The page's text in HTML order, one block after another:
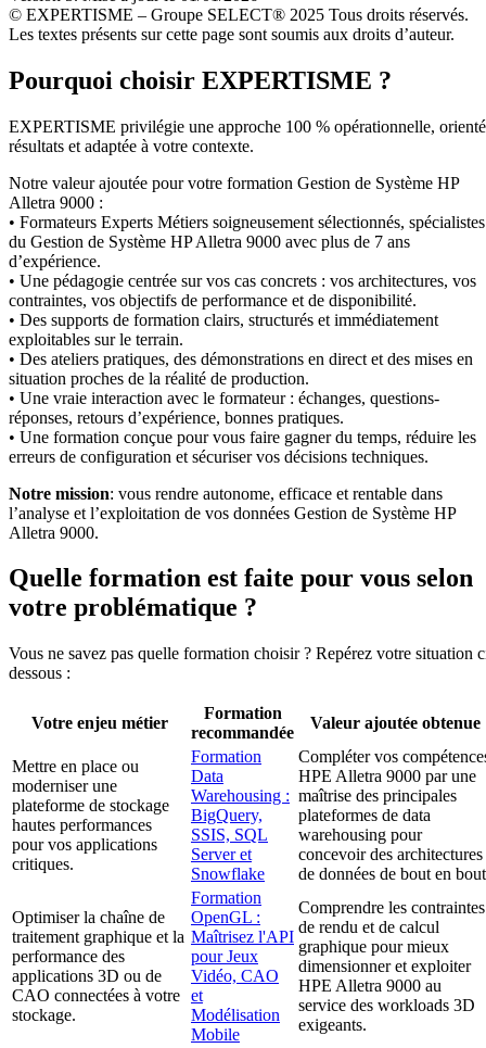
© EXPERTISME – Groupe SELECT® 2025 Tous droits réservés.
Les textes présents sur cette page sont soumis aux droits d’auteur.
Pourquoi choisir EXPERTISME ?
EXPERTISME privilégie une approche 100 % opérationnelle,
résultats et adaptée à votre contexte.
Notre valeur ajoutée pour votre formation Gestion de Système HP
Alletra 9000 :
• Formateurs Experts Métiers soigneusement sélectionnés, spécialistes
du Gestion de Système HP Alletra 9000 avec plus de 7 ans
d’expérience.
• Une pédagogie centrée sur vos cas concrets : vos architectures, vos
contraintes, vos objectifs de performance et de disponibilité.
• Des supports de formation clairs, structurés et immédiatement
exploitables sur le terrain.
• Des ateliers pratiques, des démonstrations en direct et des mises en
situation proches de la réalité de production.
• Une vraie interaction avec le formateur : échanges, questions-
réponses, retours d’expérience, bonnes pratiques.
• Une formation conçue pour vous faire gagner du temps, réduire les
erreurs de configuration et sécuriser vos décisions techniques.
Notre mission: vous rendre autonome, efficace et rentable dans
l’analyse et l’exploitation de vos données Gestion de Système HP
Alletra 9000.
Quelle formation est faite pour vous selon
votre problématique ?
Vous ne savez pas quelle formation choisir ? Repérez votre situation
dessous :
Votre enjeu métier
Formation
recommandée
Valeur ajoutée obtenue
Mettre en place ou
moderniser une
plateforme de stockage
hautes performances
pour vos applications
critiques.
Formation
Data
Warehousing :
BigQuery,
SSIS, SQL
Server et
Snowflake
Compléter vos
HPE Alletra 9000 par une
maîtrise des principales
plateformes de data
warehousing pour
concevoir des architectures
de données de bout en
Optimiser la chaîne de
traitement graphique et la
performance des
applications 3D ou de
CAO connectées à votre
stockage.
Formation
OpenGL :
Maîtrisez l'API
pour Jeux
Vidéo, CAO
et
Modélisation
Mobile
Comprendre les contraintes
de rendu et de calcul
graphique pour mieux
dimensionner et exploiter
HPE Alletra 9000 au
service des workloads 3D
exigeants.